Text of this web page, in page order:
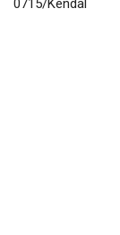
0715/Kendal